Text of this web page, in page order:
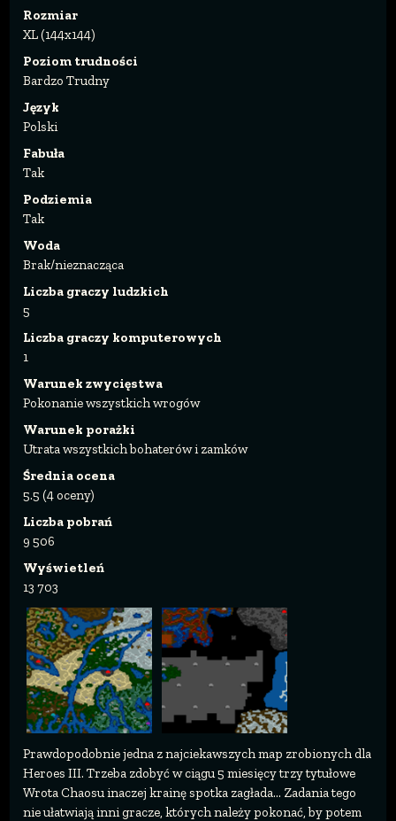
Rozmiar
XL (144x144)
Poziom trudności
Bardzo Trudny
Język
Polski
Fabuła
Tak
Podziemia
Tak
Woda
Brak/nieznacząca
Liczba graczy ludzkich
5
Liczba graczy komputerowych
1
Warunek zwycięstwa
Pokonanie wszystkich wrogów
Warunek porażki
Utrata wszystkich bohaterów i zamków
Średnia ocena
5.5 (4 oceny)
Liczba pobrań
9 506
Wyświetleń
13 703
Prawdopodobnie jedna z najciekawszych map zrobionych dla
Heroes III. Trzeba zdobyć w ciągu 5 miesięcy trzy tytułowe
Wrota Chaosu inaczej krainę spotka zagłada... Zadania tego
nie ułatwiają inni gracze, których należy pokonać, by potem